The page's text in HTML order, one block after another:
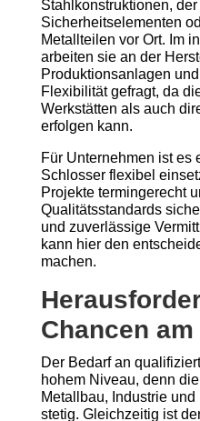
Stahlkonstruktionen,
Sicherheitselementen
Metallteilen vor Ort. Im
arbeiten sie an der
Produktionsanlagen
Flexibilität gefragt, da
Werkstätten als auch
erfolgen kann.
Für Unternehmen ist es
Schlosser flexibel
Projekte termingerecht
Qualitätsstandards
und zuverlässige
kann hier den
machen.
Chancen
Der Bedarf an
hohem Niveau, denn
Metallbau, Industrie
stetig. Gleichzeitig ist